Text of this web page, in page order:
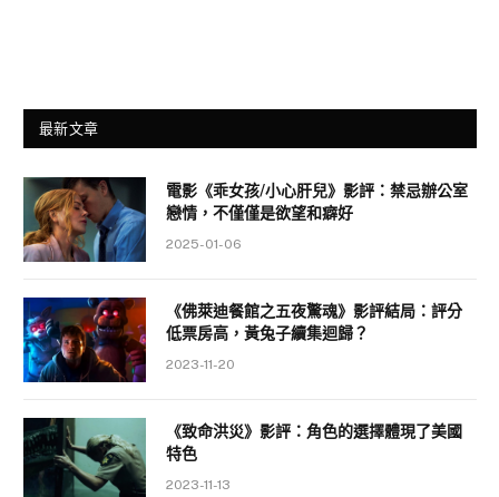
最新文章
電影《乖女孩/小心肝兒》影評：禁忌辦公室
戀情，不僅僅是欲望和癖好
2025-01-06
《佛萊迪餐館之五夜驚魂》影評結局：評分
低票房高，黃兔子續集迴歸？
2023-11-20
《致命洪災》影評：角色的選擇體現了美國
特色
2023-11-13